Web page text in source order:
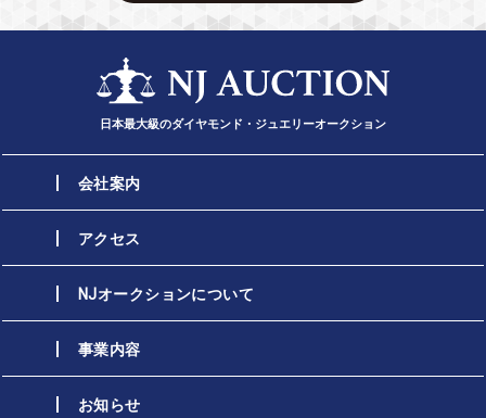
日本最大級のダイヤモンド・ジュエリーオークション
会社案内
アクセス
NJオークションについて
事業内容
お知らせ